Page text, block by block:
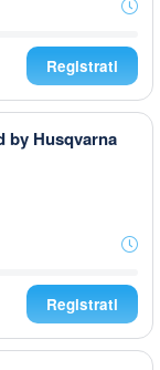
Registrati
by Husqvarna
Registrati